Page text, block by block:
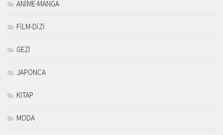
ANİME-MANGA
FİLM-DİZİ
GEZI
JAPONCA
KİTAP
MODA